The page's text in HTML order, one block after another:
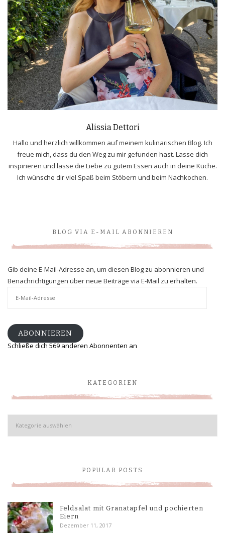
Alissia Dettori
Hallo und herzlich willkommen auf meinem kulinarischen Blog. Ich
freue mich, dass du den Weg zu mir gefunden hast. Lasse dich
inspirieren und lasse die Liebe zu gutem Essen auch in deine Küche.
Ich wünsche dir viel Spaß beim Stöbern und beim Nachkochen.
BLOG VIA E-MAIL ABONNIEREN
Gib deine E-Mail-Adresse an, um diesen Blog zu abonnieren und
Benachrichtigungen über neue Beiträge via E-Mail zu erhalten.
ABONNIEREN
Schließe dich 569 anderen Abonnenten an
KATEGORIEN
Kategorien
POPULAR POSTS
Feldsalat mit Granatapfel und pochierten
Eiern
Dezember 11, 2017